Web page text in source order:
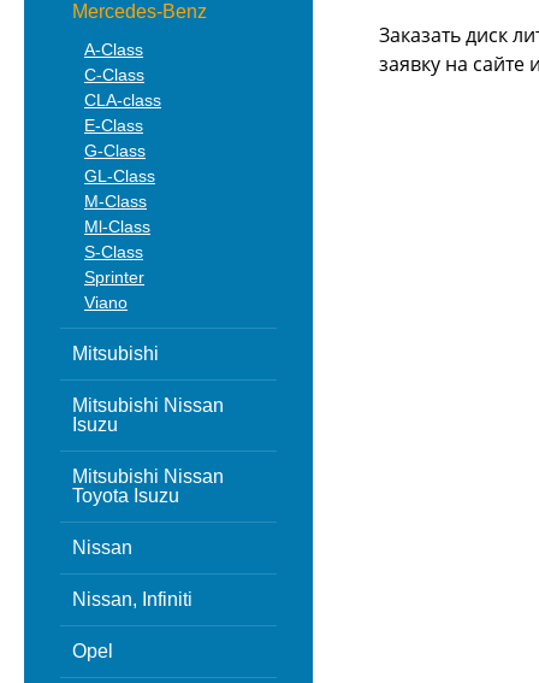
Mercedes-Benz
A-Class
C-Class
CLA-class
E-Class
G-Class
GL-Class
M-Class
Ml-Class
S-Class
Sprinter
Viano
Mitsubishi
Mitsubishi Nissan
Isuzu
Mitsubishi Nissan
Toyota Isuzu
Nissan
Nissan, Infiniti
Opel
Заказать диск
заявку на сайте